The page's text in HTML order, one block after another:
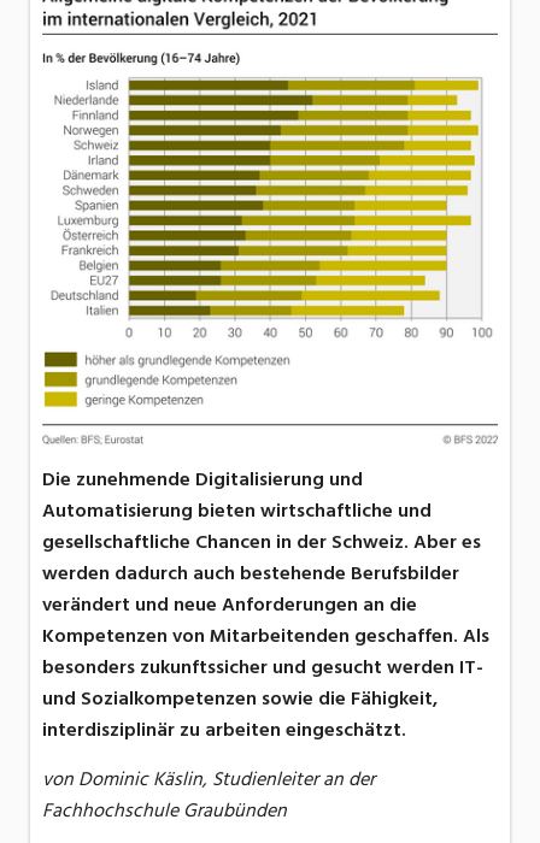
Die zunehmende Digitalisierung und
Automatisierung bieten wirtschaftliche und
gesellschaftliche Chancen in der Schweiz. Aber es
werden dadurch auch bestehende Berufsbilder
verändert und neue Anforderungen an die
Kompetenzen von Mitarbeitenden geschaffen. Als
besonders zukunftssicher und gesucht werden IT-
und Sozialkompetenzen sowie die Fähigkeit,
interdisziplinär zu arbeiten eingeschätzt.
von Dominic Käslin, Studienleiter an der
Fachhochschule Graubünden